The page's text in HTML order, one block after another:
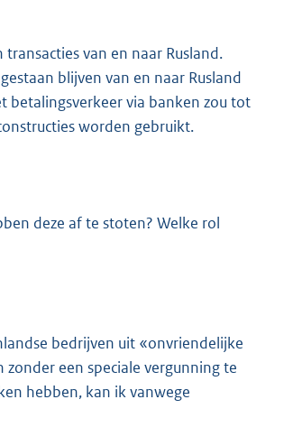
van en naar Rusland.
blijven van en naar Rusland
betalingsverkeer via banken zou tot
worden gebruikt.
deze af te stoten? Welke rol
bedrijven uit «onvriendelijke
een speciale vergunning te
hebben, kan ik vanwege